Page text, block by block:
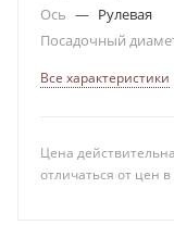
Ось — Рулевая
Посадочный
Все характеристики
Цена
отличаться от цен